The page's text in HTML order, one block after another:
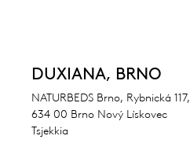
DUXIANA, BRNO
NATURBEDS Brno, Rybnická 117,
634 00 Brno Nový Lískovec
Tsjekkia